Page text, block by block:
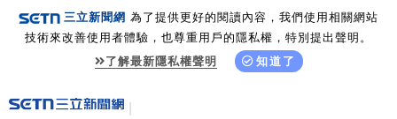
三立新聞網 為了提供更好的閱讀內容，我們使用相關網站
技術來改善使用者體驗，也尊重用戶的隱私權，特別提出聲明。
了解最新隱私權聲明
知道了